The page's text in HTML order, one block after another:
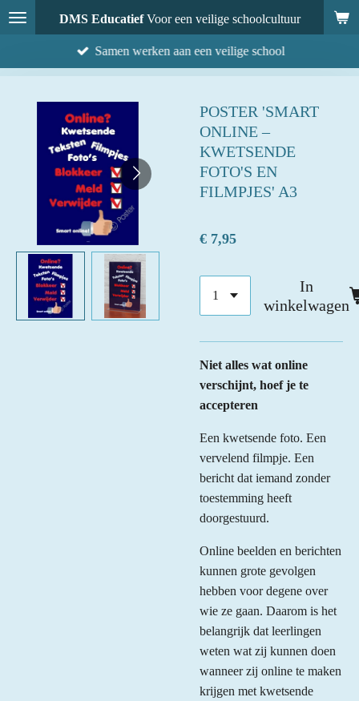
Ga
direct
DMS EducatiefVoor een veilige schoolcultuur
Samen werken aan een veilige school
POSTER 'SMART
ONLINE –
KWETSENDE
FOTO'S EN
FILMPJES' A3
€ 7,95
In
winkelwagen
Niet alles wat online
verschijnt, hoef je te
accepteren
Een kwetsende foto. Een
vervelend filmpje. Een
bericht dat iemand zonder
toestemming heeft
doorgestuurd.
Online beelden en berichten
kunnen grote gevolgen
hebben voor degene over
wie ze gaan. Daarom is het
belangrijk dat leerlingen
weten wat zij kunnen doen
wanneer zij online te maken
krijgen met kwetsende